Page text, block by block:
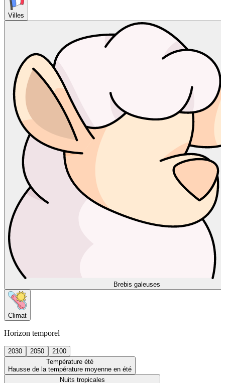
Villes
Brebis galeuses
Climat
Horizon temporel
2030 2050
2100
Température été
Hausse de la température moyenne en été
Nuits tropicales